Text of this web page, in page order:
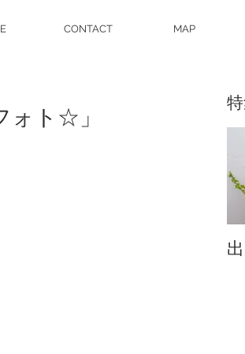
CONTACT MAP
ォト☆」